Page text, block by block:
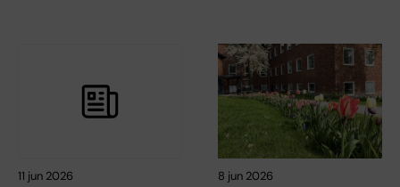
11 jun 2026 8 jun 2026